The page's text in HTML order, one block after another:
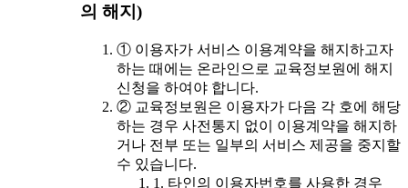
의 해지)
① 이용자가 서비스 이용계약을 해지하고자
하는 때에는 온라인으로 교육정보원에 해지
신청을 하여야 합니다.
② 교육정보원은 이용자가 다음 각 호에 해당
하는 경우 사전통지 없이 이용계약을 해지하
거나 전부 또는 일부의 서비스 제공을 중지할
수 있습니다.
1. 타인의 이용자번호를 사용한 경우